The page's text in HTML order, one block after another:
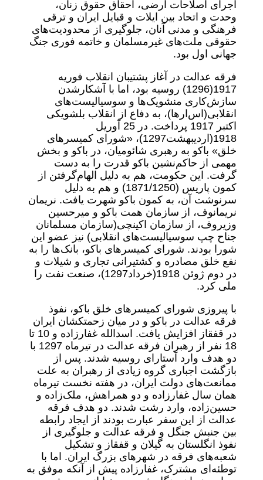
اجرای اصلاحات ارضی، احقاق حقوق زنان،
وحدت و اتحاد بین ایلات و قبایل ایران و ترقی
فرهنگی و مدنی آنان، جلوگیری از محدودیت‌های
حقوقی ملت‌های غیرمسلمان و خاتمه فوری جنگ
جهانی اول بود.
فرقه عدالت در آغاز پشتیبان انقلاب فوریه
1917‌(1296) روسیه بود، اما با آشکار‌شدن
سازش‌کاری منشویک‌ها و سوسیالیست‌های
انقلابی(اس‌ار‌ها)، به دفاع از انقلاب بلشویکی
اکتبر 1917 پرداخت. در 25 آوریل
1918‌(اردیبهشت1297)، «شورای کمیسرهای
خلق» باکو به رهبری شائومیان، در باکو و بخش
مهمی از حاکم‌نشین باکو قدرت را به دست
گرفت. این حکومت، هم به دلیل الهام‌گرفتن از
کمون پاریس (1871/1250) و هم به دلیل
سرنوشت آن، به کمون باکو شهرت یافت. نریمان
نریمانوف، از سازمان همت باکو و میر‌حسین
وزیروف، از سازمان اکینچی‌(سازمان مسلمانان
جناح چپ سوسیالیست‌های انقلابی) نیز عضو این
شورا بودند. شورای کمیسرهای باکو، بانک‌ها را به
نفع خلق مصادره و کشتیرانی تجاری و شیلات و
در دوم ژوئن 1918‌(خرداد1297)، صنعت نفت را
ملی کرد.
با پیروزی شورای کمیسرهای خلق باکو، نفوذ
فرقه عدالت در باکو و در میان زحمتکشان ایران
در قفقاز افزایش یافت. اسدالله غفارزاده و 10 تا
18 نفر از رهبران فرقه عدالت در تیرماه 1297 با
دو هدف وارد آستارای روسیه شدند. پس از
بازگشت اجباری گروه زیادی از رهبران به علت
ممانعت‌های دولت ایران، در هفته نخست تیرماه
همان سال غفارزاده و دو همراهش، ملک‌زاده و
حسین‌زاده، وارد رشت شدند. دو هدف فرقه
عدالت از این سفر عبارت بودند از ایجاد رابطه
بین جنبش جنگل و فرقه عدالت و جلوگیری از
نفوذ انگلستان به گیلان و قفقاز و تشکیل
شعبه‌های فرقه در شهرهای بزرگ ایران. اما با
توطئه‌ای مشترک، غفارزاده پیش از آنکه موفق به